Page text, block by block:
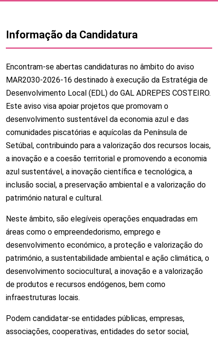
Informação da Candidatura
Encontram-se abertas candidaturas no âmbito do aviso
MAR2030-2026-16 destinado à execução da Estratégia de
Desenvolvimento Local (EDL) do GAL ADREPES COSTEIRO.
Este aviso visa apoiar projetos que promovam o
desenvolvimento sustentável da economia azul e das
comunidades piscatórias e aquícolas da Península de
Setúbal, contribuindo para a valorização dos recursos locais,
a inovação e a coesão territorial e promovendo a economia
azul sustentável, a inovação científica e tecnológica, a
inclusão social, a preservação ambiental e a valorização do
património natural e cultural.
Neste âmbito, são elegíveis operações enquadradas em
áreas como o empreendedorismo, emprego e
desenvolvimento económico, a proteção e valorização do
património, a sustentabilidade ambiental e ação climática, o
desenvolvimento sociocultural, a inovação e a valorização
de produtos e recursos endógenos, bem como
infraestruturas locais.
Podem candidatar-se entidades públicas, empresas,
associações, cooperativas, entidades do setor social,